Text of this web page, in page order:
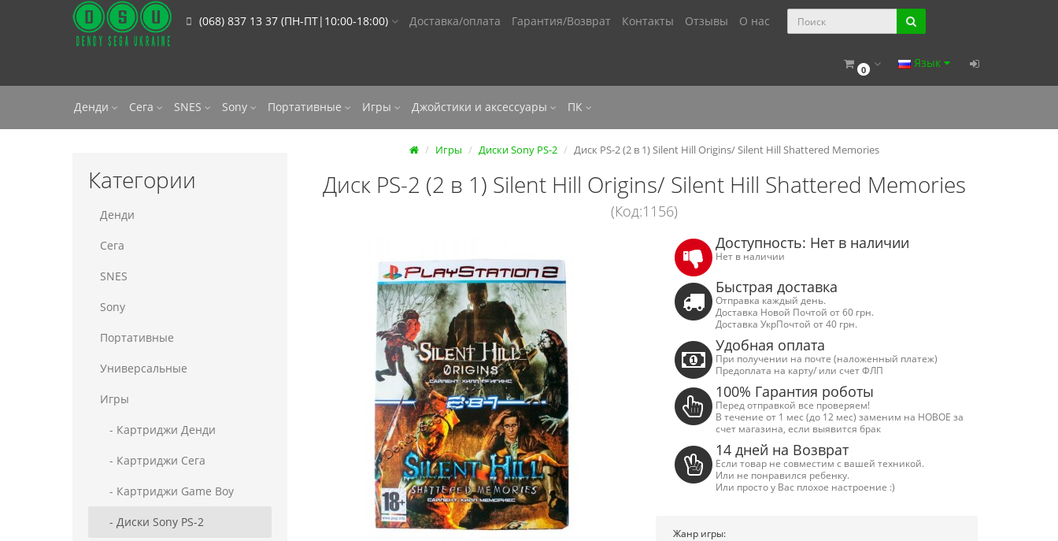
(068) 837 13 37 (ПН-ПТ|10:00-18:00) Доставка/оплата Гарантия/Возврат Контакты Отзывы О нас
0 Язык
Денди Сега SNES Sony Портативные Игры Джойстики и аксессуары ПК
Категории
Денди
Сега
SNES
Sony
Портативные
Универсальные
Игры
- Картриджи Денди
- Картриджи Сега
- Картриджи Game Boy
- Диски Sony PS-2
Игры Диски Sony PS-2 Диск PS-2 (2 в 1) Silent Hill Origins/ Silent Hill Shattered Memories
Диск PS-2 (2 в 1) Silent Hill Origins/ Silent Hill Shattered Memories
(Код:1156)
Доступность: Нет в наличии
Нет в наличии
Быстрая доставка
Отправка каждый день.
Доставка Новой Почтой от 60 грн.
Доставка УкрПочтой от 40 грн.
Удобная оплата
При получении на почте (наложенный платеж)
Предоплата на карту/ или счет ФЛП
100% Гарантия роботы
Перед отправкой все проверяем!
В течение от 1 мес (до 12 мес) заменим на НОВОЕ за
счет магазина, если выявится брак
14 дней на Возврат
Если товар не совместим с вашей техникой.
Или не понравился ребенку.
Или просто у Вас плохое настроение :)
Жанр игры: